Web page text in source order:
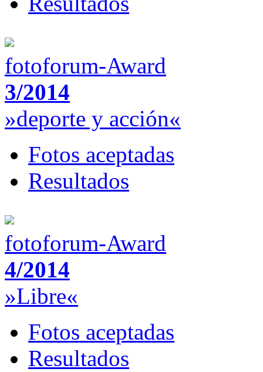
fotoforum-Award
3/2014
»deporte y acción«
Fotos aceptadas
Resultados
fotoforum-Award
4/2014
»Libre«
Fotos aceptadas
Resultados